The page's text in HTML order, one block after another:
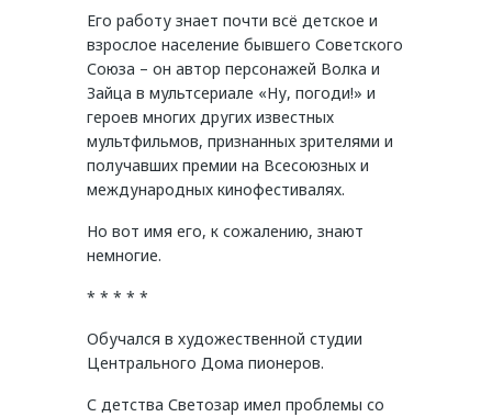
Его работу знает почти всё детское и
взрослое население бывшего Советского
Союза – он автор персонажей Волка и
Зайца в мультсериале «Ну, погоди!» и
героев многих других известных
мультфильмов, признанных зрителями и
получавших премии на Всесоюзных и
международных кинофестивалях.
Но вот имя его, к сожалению, знают
немногие.
* * * * *
Обучался в художественной студии
Центрального Дома пионеров.
С детства Светозар имел проблемы со